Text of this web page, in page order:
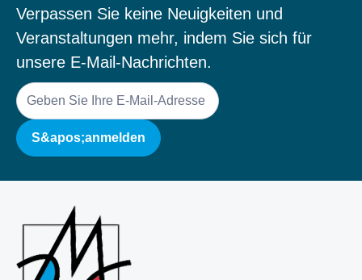
Verpassen Sie keine Neuigkeiten und
Veranstaltungen mehr, indem Sie sich für
unsere E-Mail-Nachrichten.
E-
Mail